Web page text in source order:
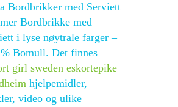
Bordbrikker med Serviett
Bordbrikke med
i lyse nøytrale farger –
Bomull. Det finnes
girl sweden eskortepike
hjelpemidler,
video og ulike